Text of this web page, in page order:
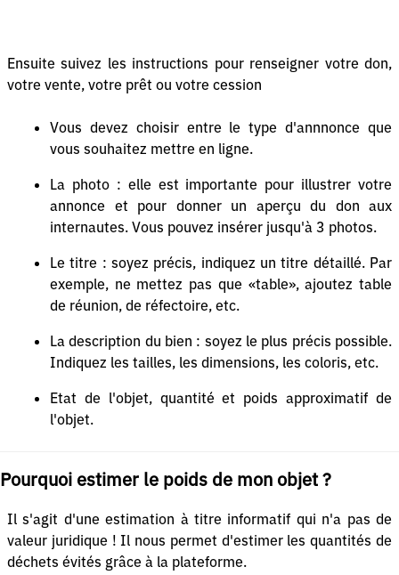
Ensuite suivez les instructions pour renseigner votre don,
votre vente, votre prêt ou votre cession
Vous devez choisir entre le type d'annnonce que
vous souhaitez mettre en ligne.
La photo : elle est importante pour illustrer votre
annonce et pour donner un aperçu du don aux
internautes. Vous pouvez insérer jusqu'à 3 photos.
Le titre : soyez précis, indiquez un titre détaillé. Par
exemple, ne mettez pas que «table», ajoutez table
de réunion, de réfectoire, etc.
La description du bien : soyez le plus précis possible.
Indiquez les tailles, les dimensions, les coloris, etc.
Etat de l'objet, quantité et poids approximatif de
l'objet.
Pourquoi estimer le poids de mon objet ?
Il s'agit d'une estimation à titre informatif qui n'a pas de
valeur juridique ! Il nous permet d'estimer les quantités de
déchets évités grâce à la plateforme.